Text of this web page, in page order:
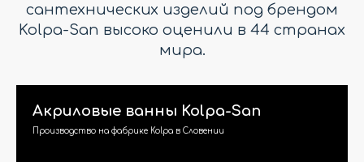
сантехнических изделий под брендом
Kolpa-San высоко оценили в 44 странах
мира.
Акриловые ванны Kolpa-San
Производство на фабрике Kolpa в Словении